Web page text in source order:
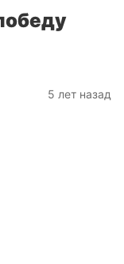
5 лет назад